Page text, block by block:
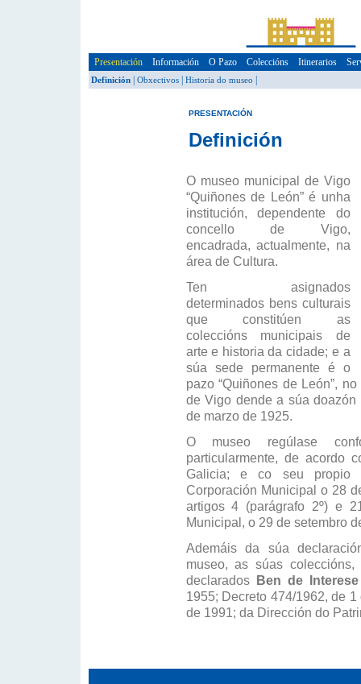
Presentación Información O Pazo Coleccións Itinerarios
Definición Obxectivos Historia do museo
PRESENTACIÓN
Definición
O museo municipal de Vigo
“Quiñones de León” é unha
institución, dependente do
concello de Vigo,
encadrada, actualmente, na
área de Cultura.
Ten asignados
determinados bens culturais
que constitúen as
coleccións municipais de
arte e historia da cidade; e a
súa sede permanente é o
pazo “Quiñones de León”,
de Vigo dende a súa
de marzo de 1925.
O museo regúlase
particularmente, de acordo
Galicia; e co seu propio
Corporación Municipal o 28
artigos 4 (parágrafo 2º) e
Municipal, o 29 de setembro
Ademáis da súa
museo, as súas
declarados
Ben de
1955; Decreto 474/1962, de
de 1991; da Dirección do